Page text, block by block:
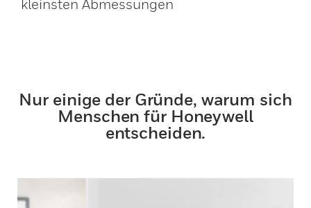
kleinsten Abmessungen
Nur einige der Gründe, warum sich
Menschen für Honeywell
entscheiden.